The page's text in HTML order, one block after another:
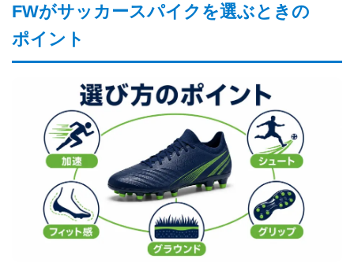
FWがサッカースパイクを選ぶときの
ポイント